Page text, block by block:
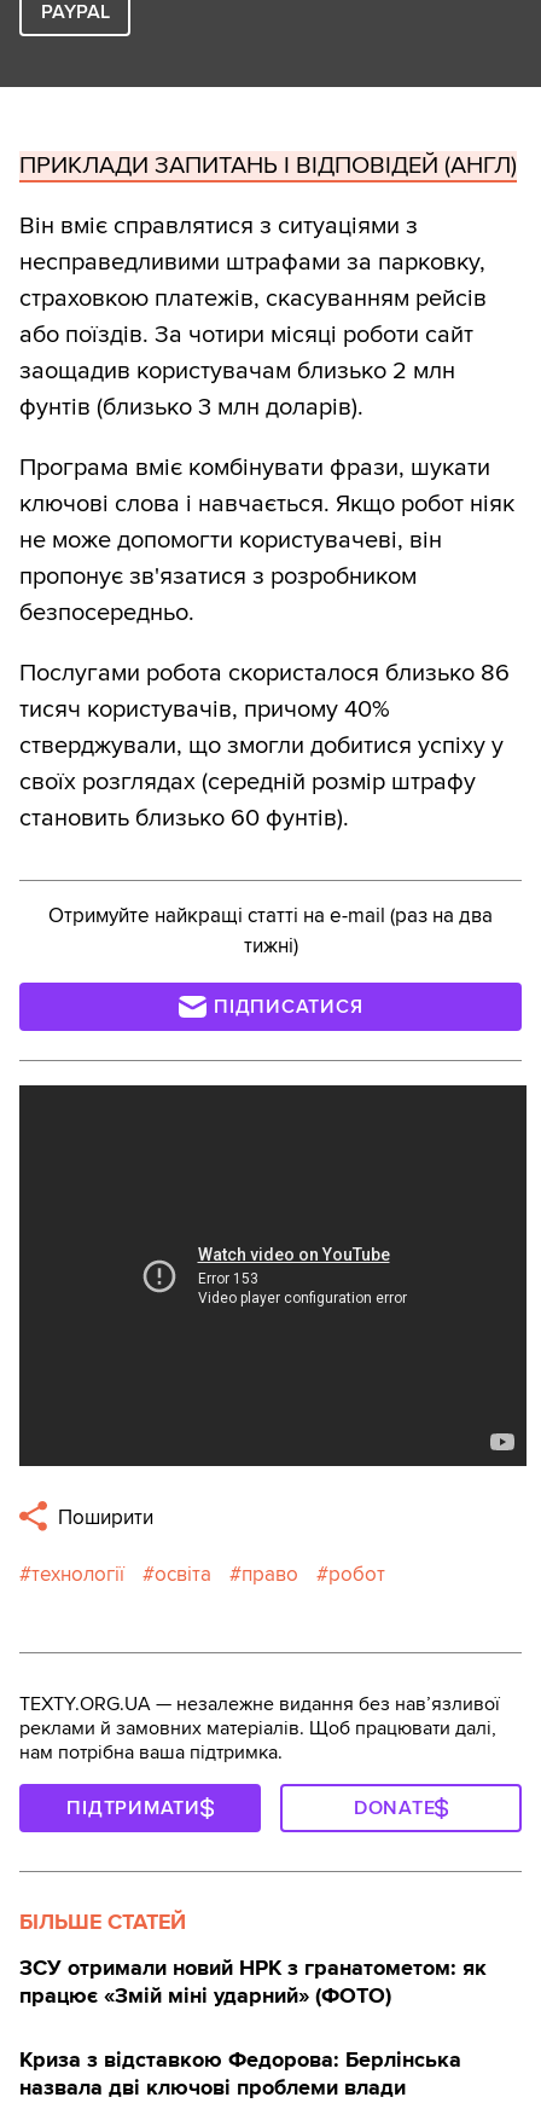
PAYPAL
ПРИКЛАДИ ЗАПИТАНЬ І ВІДПОВІДЕЙ (АНГЛ)
Він вміє справлятися з ситуаціями з
несправедливими штрафами за парковку,
страховкою платежів, скасуванням рейсів
або поїздів. За чотири місяці роботи сайт
заощадив користувачам близько 2 млн
фунтів (близько 3 млн доларів).
Програма вміє комбінувати фрази, шукати
ключові слова і навчається. Якщо робот ніяк
не може допомогти користувачеві, він
пропонує зв'язатися з розробником
безпосередньо.
Послугами робота скористалося близько 86
тисяч користувачів, причому 40%
стверджували, що змогли добитися успіху у
своїх розглядах (середній розмір штрафу
становить близько 60 фунтів).
Отримуйте найкращі статті на e-mail (раз на два
тижні)
ПІДПИСАТИСЯ
Поширити
технології освіта право робот
TEXTY.ORG.UA — незалежне видання без навʼязливої
реклами й замовних матеріалів. Щоб працювати далі,
нам потрібна ваша підтримка.
ПІДТРИМАТИ DONATE
БІЛЬШЕ СТАТЕЙ
ЗСУ отримали новий НРК з гранатометом: як
працює «Змій міні ударний» (ФОТО)
Криза з відставкою Федорова: Берлінська
назвала дві ключові проблеми влади